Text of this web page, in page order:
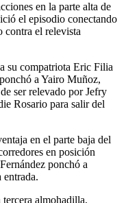
en la parte alta de
el episodio conectando
contra el relevista
su compatriota Eric Filia
a Yairo Muñoz,
ser relevado por Jefry
Rosario para salir del
en el parte baja del
en posición
ponchó a
almohadilla,